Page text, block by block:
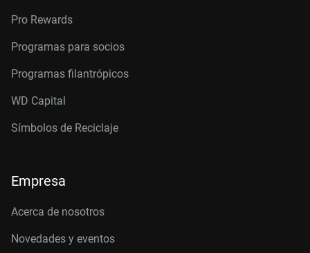
Pro Rewards
Programas para socios
Programas filantrópicos
WD Capital
Símbolos de Reciclaje
Empresa
Acerca de nosotros
Novedades y eventos